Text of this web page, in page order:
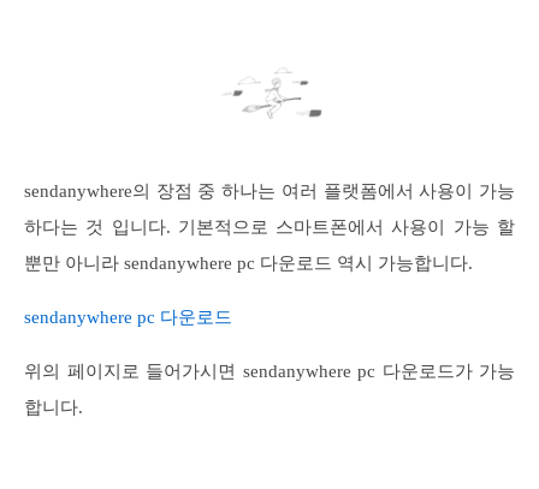
sendanywhere의 장점 중 하나는 여러 플랫폼에서 사용이 가능
하다는 것 입니다. 기본적으로 스마트폰에서 사용이 가능 할
뿐만 아니라 sendanywhere pc 다운로드 역시 가능합니다.
sendanywhere pc 다운로드
위의 페이지로 들어가시면 sendanywhere pc 다운로드가 가능
합니다.